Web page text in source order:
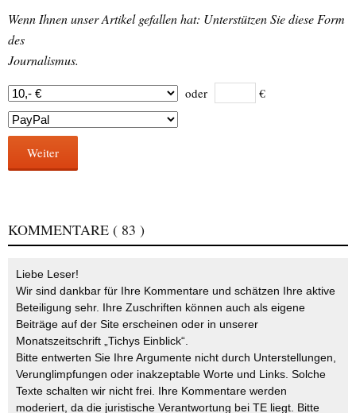
Wenn Ihnen unser Artikel gefallen hat: Unterstützen Sie diese Form
des
Journalismus.
oder €
Weiter
KOMMENTARE ( 83 )
Liebe Leser!
Wir sind dankbar für Ihre Kommentare und schätzen Ihre aktive
Beteiligung sehr. Ihre Zuschriften können auch als eigene
Beiträge auf der Site erscheinen oder in unserer
Monatszeitschrift „Tichys Einblick“.
Bitte entwerten Sie Ihre Argumente nicht durch Unterstellungen,
Verunglimpfungen oder inakzeptable Worte und Links. Solche
Texte schalten wir nicht frei. Ihre Kommentare werden
moderiert, da die juristische Verantwortung bei TE liegt. Bitte